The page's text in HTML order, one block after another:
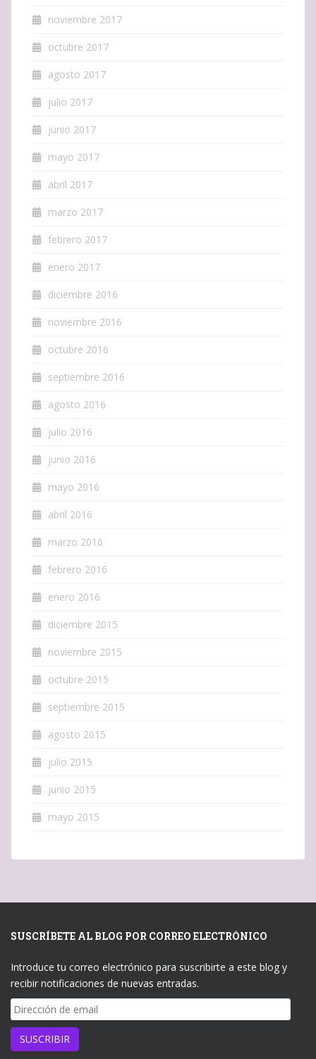
noviembre 2017
octubre 2017
agosto 2017
julio 2017
junio 2017
mayo 2017
abril 2017
marzo 2017
febrero 2017
enero 2017
diciembre 2016
noviembre 2016
octubre 2016
septiembre 2016
agosto 2016
julio 2016
junio 2016
mayo 2016
abril 2016
marzo 2016
febrero 2016
enero 2016
diciembre 2015
noviembre 2015
octubre 2015
septiembre 2015
agosto 2015
julio 2015
junio 2015
mayo 2015
SUSCRÍBETE AL BLOG POR CORREO ELECTRÓNICO
Introduce tu correo electrónico para suscribirte a este blog y
recibir notificaciones de nuevas entradas.
Dirección
de
email
SUSCRIBIR